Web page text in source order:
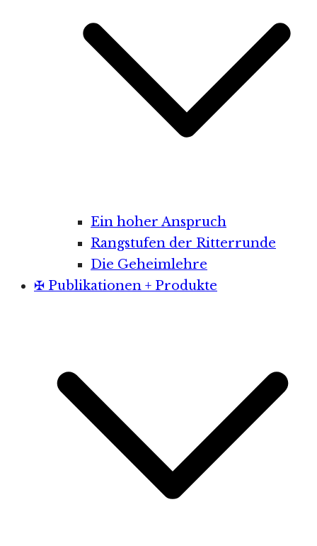
Ein hoher Anspruch
Rangstufen der Ritterrunde
Die Geheimlehre
✠ Publikationen + Produkte